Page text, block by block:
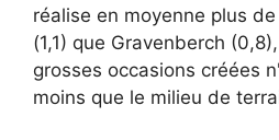
réalise en moyenne plus
(1,1) que Gravenberch
grosses occasions créées
moins que le milieu de